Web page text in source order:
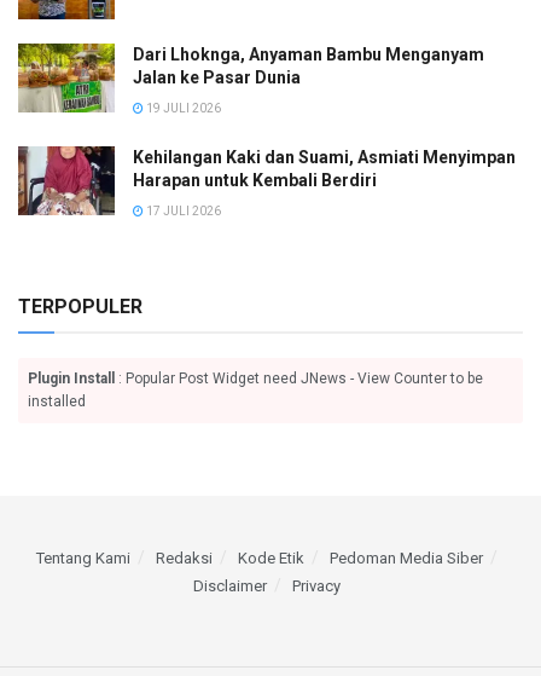
Dari Lhoknga, Anyaman Bambu Menganyam
Jalan ke Pasar Dunia
19 JULI 2026
Kehilangan Kaki dan Suami, Asmiati Menyimpan
Harapan untuk Kembali Berdiri
17 JULI 2026
TERPOPULER
Plugin Install
: Popular Post Widget need JNews - View Counter to be
installed
Tentang Kami Redaksi Kode Etik
Pedoman Media Siber
Disclaimer
Privacy